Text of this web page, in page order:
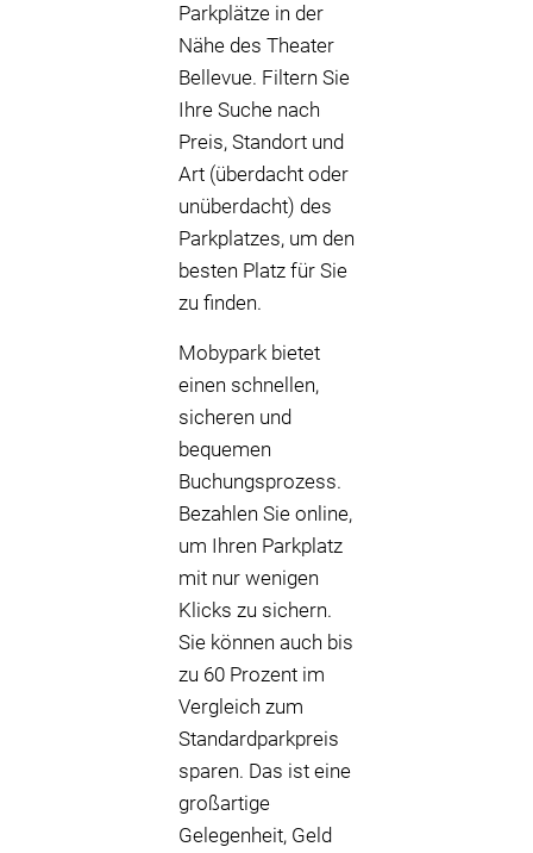
Parkplätze in der
Nähe des Theater
Bellevue. Filtern Sie
Ihre Suche nach
Preis, Standort und
Art (überdacht oder
unüberdacht) des
Parkplatzes, um den
besten Platz für Sie
zu finden.
Mobypark bietet
einen schnellen,
sicheren und
bequemen
Buchungsprozess.
Bezahlen Sie online,
um Ihren Parkplatz
mit nur wenigen
Klicks zu sichern.
Sie können auch bis
zu 60 Prozent im
Vergleich zum
Standardparkpreis
sparen. Das ist eine
großartige
Gelegenheit, Geld